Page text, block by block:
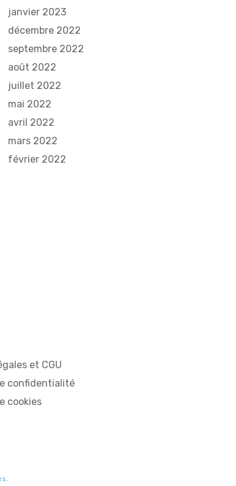
janvier 2023
décembre 2022
septembre 2022
août 2022
juillet 2022
mai 2022
avril 2022
mars 2022
février 2022
et CGU
confidentialité
cookies
.